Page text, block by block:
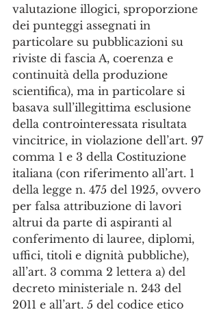
valutazione illogici, sproporzione
dei punteggi assegnati in
particolare su pubblicazioni su
riviste di fascia A, coerenza e
continuità della produzione
scientifica), ma in particolare si
basava sull’illegittima esclusione
della controinteressata risultata
vincitrice, in violazione dell’art. 97
comma 1 e 3 della Costituzione
italiana (con riferimento all’art. 1
della legge n. 475 del 1925, ovvero
per falsa attribuzione di lavori
altrui da parte di aspiranti al
conferimento di lauree, diplomi,
uffici, titoli e dignità pubbliche),
all’art. 3 comma 2 lettera a) del
decreto ministeriale n. 243 del
2011 e all’art. 5 del codice etico